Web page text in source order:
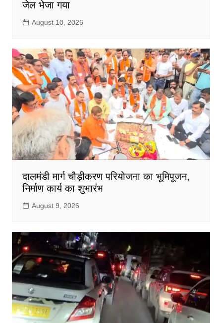
जेल भेजा गया
August 10, 2026
दालमंडी मार्ग चौड़ीकरण परियोजना का भूमिपूजन,
निर्माण कार्य का शुभारंभ
August 9, 2026